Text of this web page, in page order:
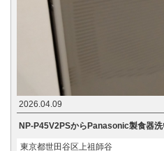
2026.04.09
NP-P45V2PSからPanasonic製食器
東京都世田谷区上祖師谷